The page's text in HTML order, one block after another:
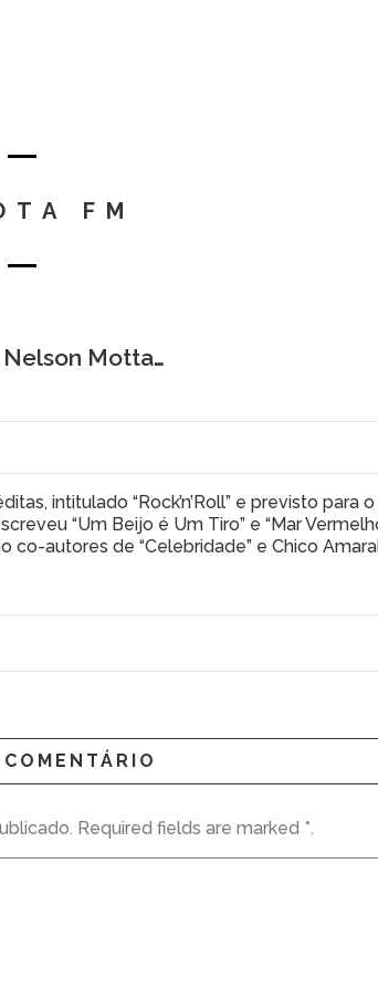
FM
Motta…
intitulado “Rock’n’Roll” e previsto para
“Um Beijo é Um Tiro” e “Mar
autores de “Celebridade” e Chico
Required fields are marked *.